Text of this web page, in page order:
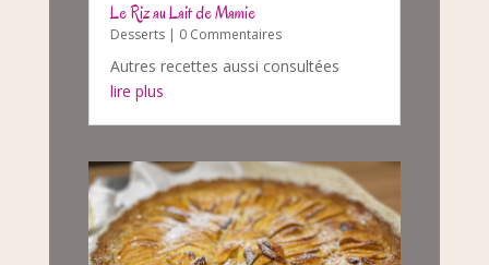
Le Riz au Lait de Mamie
Desserts| 0 Commentaires
Autres recettes aussi consultées
lire plus